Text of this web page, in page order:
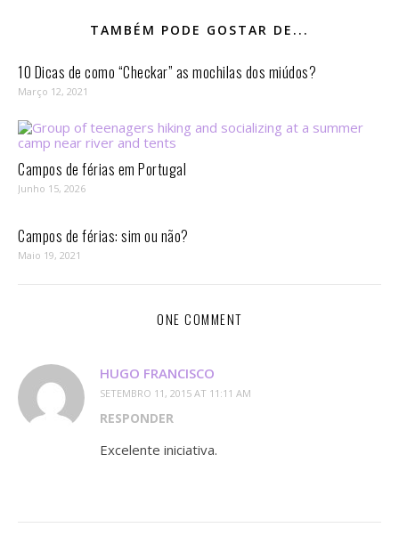
TAMBÉM PODE GOSTAR DE...
10 Dicas de como “Checkar” as mochilas dos miúdos?
Março 12, 2021
Campos de férias em Portugal
Junho 15, 2026
Campos de férias: sim ou não?
Maio 19, 2021
ONE COMMENT
HUGO FRANCISCO
SETEMBRO 11, 2015 AT 11:11 AM
RESPONDER
Excelente iniciativa.